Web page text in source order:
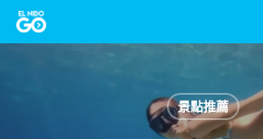
Skip
to
景點推薦